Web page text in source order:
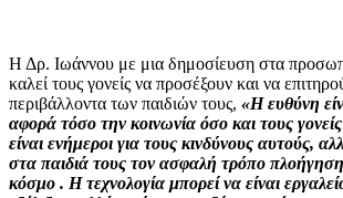
Η Δρ. Ιωάννου με μια δημοσίευση στα
καλεί τους γονείς να προσέξουν και να
περιβάλλοντα των παιδιών τους, «Η ευθύνη
αφορά τόσο την κοινωνία όσο και τους
είναι ενήμεροι για τους κινδύνους αυτούς,
στα παιδιά τους τον ασφαλή τρόπο
κόσμο . Η τεχνολογία μπορεί να είναι